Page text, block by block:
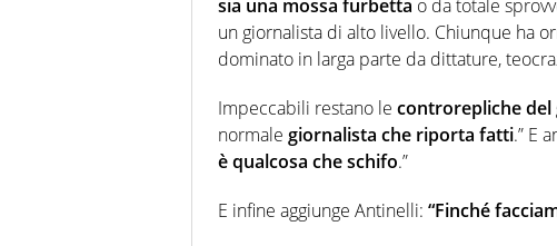
sia una mossa furbetta o da totale
un giornalista di alto livello. Chiunque ha
dominato in larga parte da dittature,
Impeccabili restano le controrepliche
normale giornalista che riporta fatti.” E
è qualcosa che schifo.”
E infine aggiunge Antinelli: “Finché